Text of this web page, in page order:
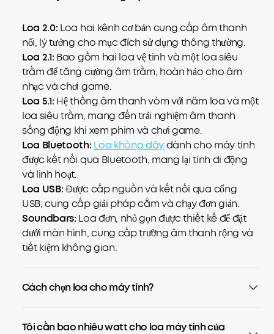
Loa 2.0: Loa hai kênh cơ bản cung cấp âm thanh
nổi, lý tưởng cho mục đích sử dụng thông thường.
Loa 2.1: Bao gồm hai loa vệ tinh và một loa siêu
trầm để tăng cường âm trầm, hoàn hảo cho âm
nhạc và chơi game.
Loa 5.1: Hệ thống âm thanh vòm với năm loa và một
loa siêu trầm, mang đến trải nghiệm âm thanh
sống động khi xem phim và chơi game.
Loa Bluetooth: Loa không dâydành cho máy tính
được kết nối qua Bluetooth, mang lại tính di động
và linh hoạt.
Loa USB:Được cấp nguồn và kết nối qua cổng
USB, cung cấp giải pháp cắm và chạy đơn giản.
Soundbars: Loa đơn, nhỏ gọn được thiết kế để đặt
dưới màn hình, cung cấp trường âm thanh rộng và
tiết kiệm không gian.
Cách chọn loa cho máy tính?
Tôi cần bao nhiêu watt cho loa máy tính của